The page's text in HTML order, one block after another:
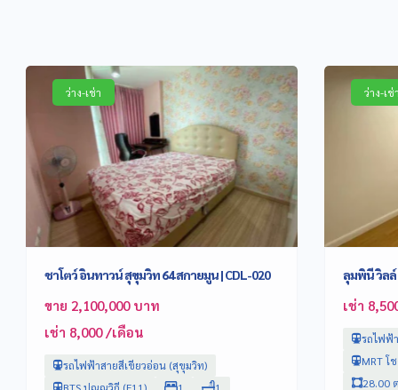
ว่าง-เช่า
ชาโตว์ อินทาวน์ สุขุมวิท 64 สกายมูน | CDL-020
ขาย 2,100,000 บาท
เช่า 8,000 /เดือน
รถไฟฟ้าสายสีเขียวอ่อน (สุขุมวิท)
ว่าง-เช่
ลุมพินี วิลล์
เช่า
รถไฟฟ้
MRT โ
28.00